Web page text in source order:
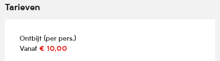
Tarieven
Ontbijt (per pers.)
Vanaf € 10,00